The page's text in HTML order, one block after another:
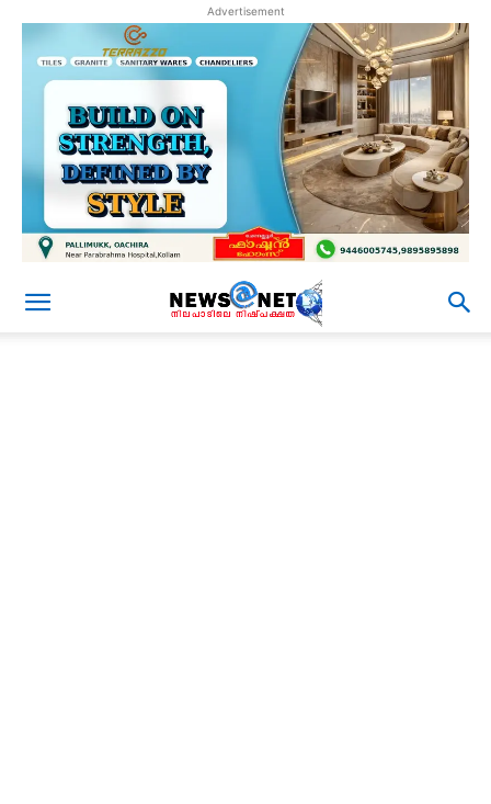
Advertisement